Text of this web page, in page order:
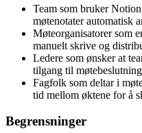
Team som bruker
møtenotater automatisk
Møteorganisatorer som
manuelt skrive og
Ledere som ønsker at
tilgang til
Fagfolk som deltar i
tid mellom øktene for å
Begrensninger